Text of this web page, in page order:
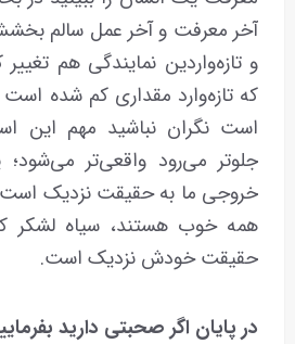
آخر معرفت و آخر عمل سالم
و تازه‌واردین نمایندگی هم‌
که تازه‌وارد مقداری کم شده
است نگران نباشید مهم این
جلوتر می‌رود واقعی‌تر
خروجی ما به حقیقت نزدیک
همه خوب هستند، سیاه لشکر
حقیقت خودش نزدیک است.
در پایان اگر صحبتی دارید